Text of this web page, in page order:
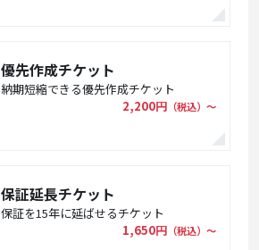
優先作成チケット
納期短縮できる優先作成チケット
2,200円 （税込）〜
保証延長チケット
保証を15年に延ばせるチケット
1,650円 （税込）〜